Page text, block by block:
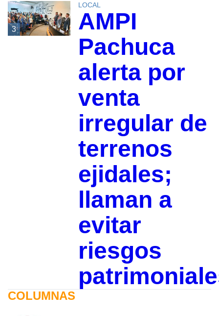
3
LOCAL
AMPI
Pachuca
alerta por
venta
irregular de
terrenos
ejidales;
llaman a
evitar
riesgos
COLUMNAS